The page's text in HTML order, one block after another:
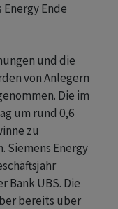
Energy Ende
und die
von Anlegern
Die im
um rund 0,6
zu
Siemens Energy
Bank UBS. Die
bereits über